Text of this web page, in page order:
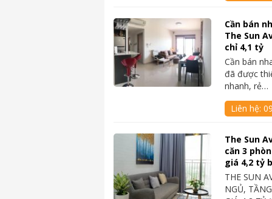
Cần bán
The Sun
chỉ 4,1 tỷ
Cần bán
đã được
nhanh, rẻ…
Liên hệ:
The Sun
căn 3
giá 4,2 tỷ
THE SUN
NGỦ,